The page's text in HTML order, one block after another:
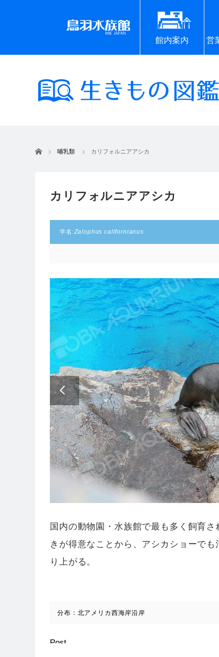
館内案内 営
ホーム 哺乳類 カリフォルニアアシカ
カリフォルニアアシカ
学名:Zalophus californianus
Next
国内の動物園・水族館で最も多く飼育
きが得意なことから、アシカショーで
り上がる。
分布：北アメリカ西海岸沿岸
Post